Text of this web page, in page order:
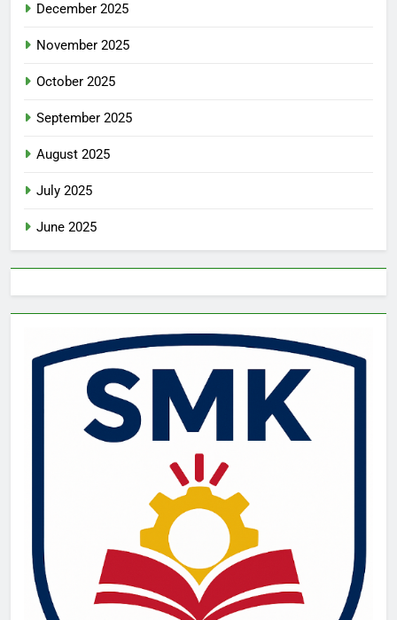
December 2025
November 2025
October 2025
September 2025
August 2025
July 2025
June 2025